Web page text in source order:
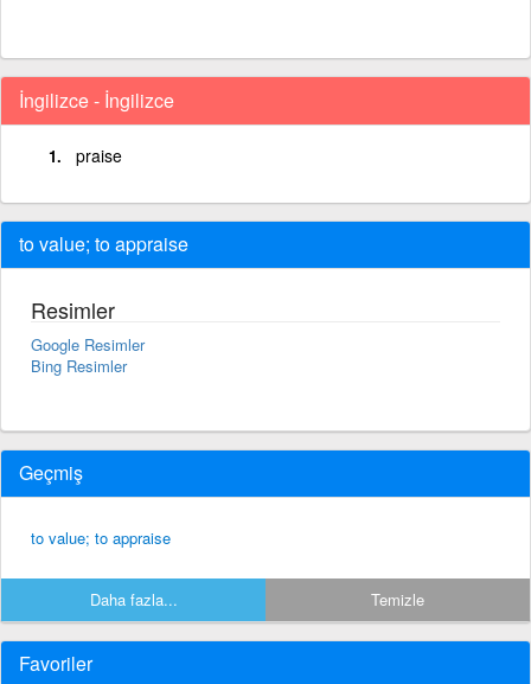
İngilizce - İngilizce
praise
to value; to appraise
Resimler
Google Resimler
Bing Resimler
Geçmiş
to value; to appraise
Daha fazla... Temizle
Favoriler